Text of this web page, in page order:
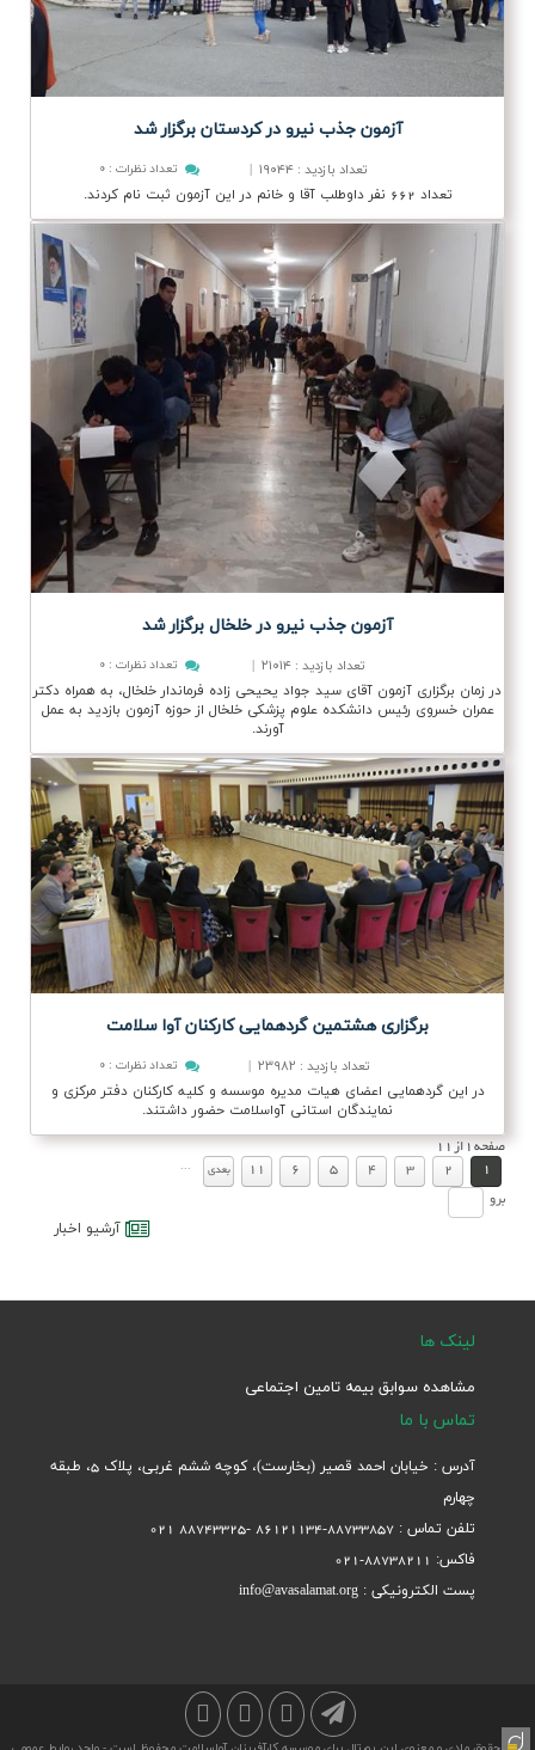
آزمون جذب نیرو در كردستان برگزار شد
تعداد بازدید : ۱۹۰۴۴ | تعداد نظرات :۰
تعداد 662 نفر داوطلب آقا و خانم در این آزمون ثبت نام کردند.
آزمون جذب نیرو در خلخال برگزار شد
تعداد بازدید : ۲۱۰۱۴ | تعداد نظرات :۰
در زمان برگزاری آزمون آقای سید جواد یحیحی زاده فرماندار خلخال، به همراه دکتر
عمران خسروی رئیس دانشکده علوم پزشکی خلخال از حوزه آزمون بازدید به عمل
آورند.
برگزاری هشتمین گردهمایی كاركنان آوا سلامت
تعداد بازدید : ۲۳۹۸۲ | تعداد نظرات :۰
در این گردهمایی اعضای هیات مدیره موسسه و کلیه کارکنان دفتر مرکزی و
نمایندگان استانی آواسلامت حضور داشتند.
صفحه 1 از 11
1
2
3
4
5
6
... 11 بعدي
برو
آرشيو اخبار
لینک ها
مشاهده سوابق بیمه تامین اجتماعی
تماس با ما
آدرس : خیابان احمد قصیر (بخارست)، کوچه ششم غربی، پلاک 5، طبقه
چهارم
تلفن تماس : 88733857-86121134 -88743325 021
فاکس: 88738211-021
پست الکترونیکی : info@avasalamat.org